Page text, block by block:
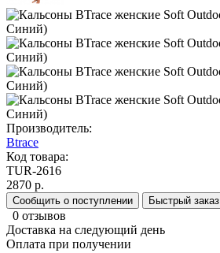
Производитель:
Btrace
Код товара:
TUR-2616
2870 р.
Сообщить о поступлении Быстрый заказ
0 отзывов
Доставка на следующий день
Оплата при получении